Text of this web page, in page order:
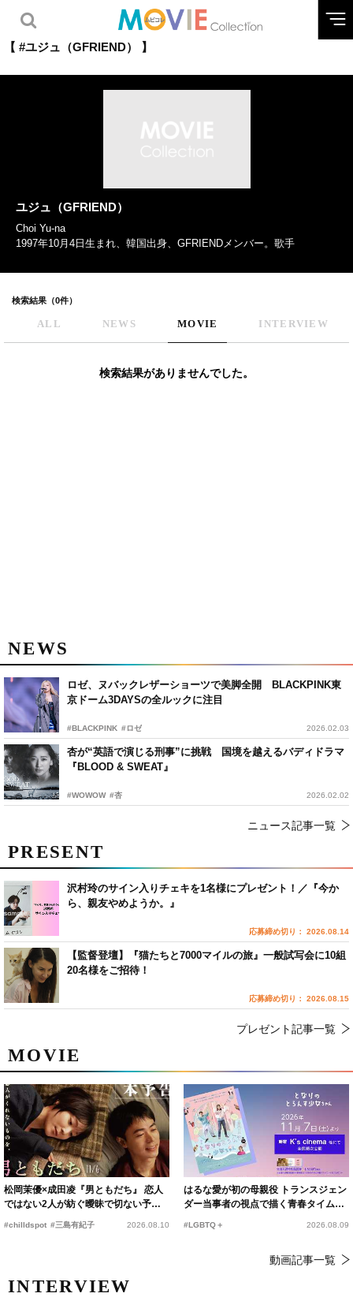
【 #ユジュ（GFRIEND） 】
ユジュ（GFRIEND）
Choi Yu-na
1997年10月4日生まれ、韓国出身、GFRIENDメンバー。歌手
検索結果（0件）
ALL NEWS MOVIE INTERVIEW
検索結果がありませんでした。
NEWS
ロゼ、ヌバックレザーショーツで美脚全開 BLACKPINK東
京ドーム3DAYSの全ルックに注目
#BLACKPINK #ロゼ 2026.02.03
杏が“英語で演じる刑事”に挑戦 国境を越えるバディドラマ
『BLOOD & SWEAT』
#WOWOW #杏 2026.02.02
ニュース記事一覧
MOVIE
松岡茉優×成田凌『男ともだち』 恋人
ではない2人が紡ぐ曖昧で切ない予告
#chilldspot #三島有紀子 2026.08.10
はるな愛が初の母親役 トランスジェン
ダー当事者の視点で描く青春タイムス
#LGBTQ＋ 2026.08.09
動画記事一覧
INTERVIEW
PRESENT
沢村玲のサイン入りチェキを1名様にプレゼント！／『今か
ら、親友やめようか。』
応募締め切り： 2026.08.14
【監督登壇】『猫たちと7000マイルの旅』一般試写会に10組
20名様をご招待！
応募締め切り： 2026.08.15
プレゼント記事一覧